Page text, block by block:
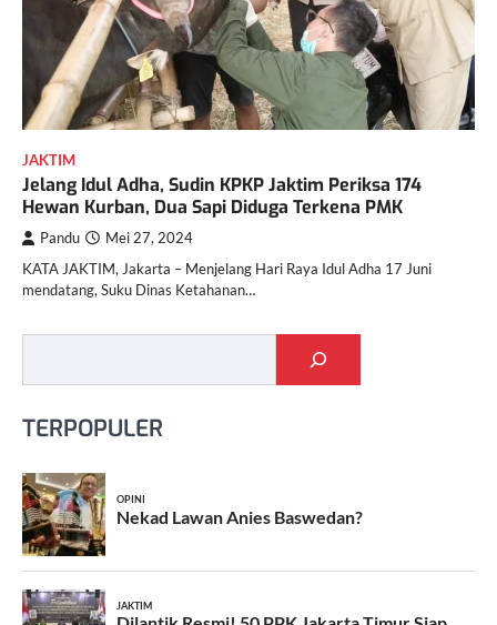
JAKTIM
Jelang Idul Adha, Sudin KPKP Jaktim Periksa 174
Hewan Kurban, Dua Sapi Diduga Terkena PMK
Pandu Mei 27, 2024
KATA JAKTIM, Jakarta – Menjelang Hari Raya Idul Adha 17 Juni
mendatang, Suku Dinas Ketahanan…
TERPOPULER